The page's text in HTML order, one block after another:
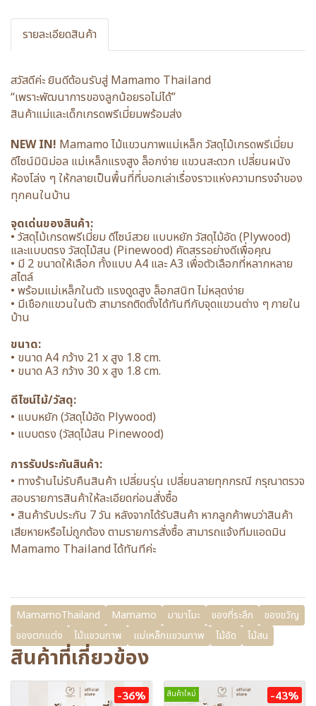
รายละเอียดสินค้า
สวัสดีค่ะ ยินดีต้อนรับสู่ Mamamo Thailand
“เพราะพัฒนาการของลูกน้อยรอไม่ได้”
สินค้าแม่และเด็กเกรดพรีเมี่ยมพร้อมส่ง
NEW IN! Mamamo ไม้แขวนภาพแม่เหล็ก วัสดุไม้เกรดพรีเมี่ยม
ดีไซน์มินิม่อล แม่เหล็กแรงสูง ล็อกง่าย แขวนสะดวก เปลี่ยนผนัง
ห้องโล่ง ๆ ให้กลายเป็นพื้นที่ที่บอกเล่าเรื่องราวแห่งความทรงจำของ
ทุกคนในบ้าน
จุดเด่นของสินค้า:
• วัสดุไม้เกรดพรีเมี่ยม ดีไซน์สวย แบบหยัก วัสดุไม้อัด (Plywood)
และแบบตรง วัสดุไม้สน (Pinewood) คัดสรรอย่างดีเพื่อคุณ
• มี 2 ขนาดให้เลือก ทั้งแบบ A4 และ A3 เพื่อตัวเลือกที่หลากหลาย
สไตล์
• พร้อมแม่เหล็กในตัว แรงดูดสูง ล็อกสนิท ไม่หลุดง่าย
• มีเชือกแขวนในตัว สามารถติดตั้งได้ทันทีกับจุดแขวนต่าง ๆ ภายใน
บ้าน
ขนาด:
• ขนาด A4 กว้าง 21 x สูง 1.8 cm.
• ขนาด A3 กว้าง 30 x สูง 1.8 cm.
ดีไซน์ไม้/วัสดุ:
• แบบหยัก (วัสดุไม้อัด Plywood)
• แบบตรง (วัสดุไม้สน Pinewood)
การรับประกันสินค้า:
• ทางร้านไม่รับคืนสินค้า เปลี่ยนรุ่น เปลี่ยนลายทุกกรณี กรุณาตรวจ
สอบรายการสินค้าให้ละเอียดก่อนสั่งซื้อ
• สินค้ารับประกัน 7 วัน หลังจากได้รับสินค้า หากลูกค้าพบว่าสินค้า
เสียหายหรือไม่ถูกต้อง ตามรายการสั่งซื้อ สามารถแจ้งทีมแอดมิน
Mamamo Thailand ได้ทันทีค่ะ
MamamoThailand Mamamo มามาโมะ ของที่ระลึก
ของขวัญ
ของตกแต่ง
ไม้แขวนภาพ แม่เหล็กแขวนภาพ ไม้อัด ไม้สน
สินค้าที่เกี่ยวข้อง
-36% สินค้าใหม่ -43%